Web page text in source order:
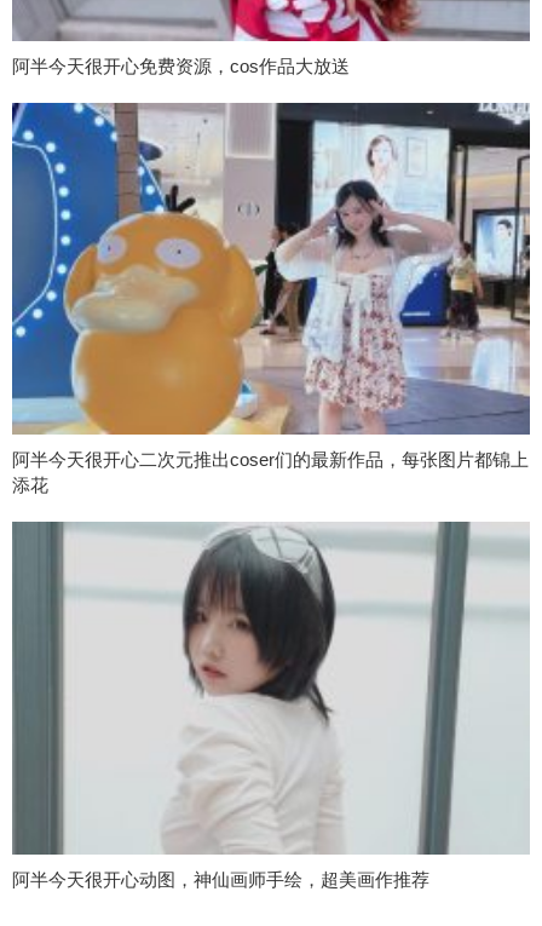
阿半今天很开心免费资源，cos作品大放送
阿半今天很开心二次元推出coser们的最新作品，每张图片都锦上
添花
阿半今天很开心动图，神仙画师手绘，超美画作推荐